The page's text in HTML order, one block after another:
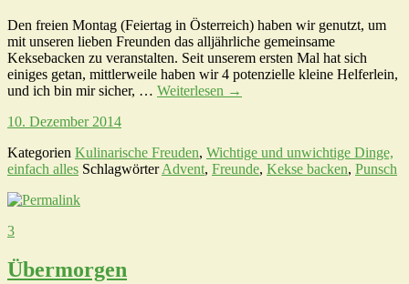
Den freien Montag (Feiertag in Österreich) haben wir genutzt, um
mit unseren lieben Freunden das alljährliche gemeinsame
Keksebacken zu veranstalten. Seit unserem ersten Mal hat sich
einiges getan, mittlerweile haben wir 4 potenzielle kleine Helferlein,
und ich bin mir sicher, … Weiterlesen →
10. Dezember 2014
Kategorien Kulinarische Freuden, Wichtige und unwichtige Dinge,
einfach alles SchlagwörterAdvent, Freunde, Kekse backen, Punsch
3
Übermorgen